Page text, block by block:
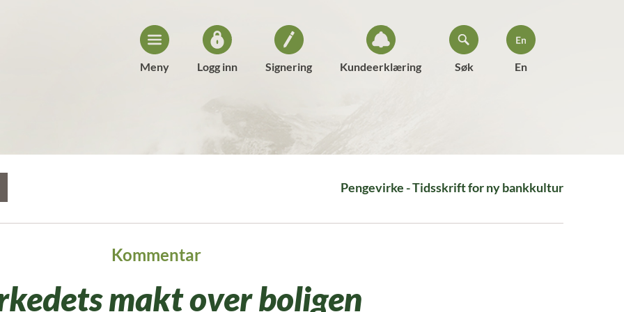
Meny Logg inn Signering Kundeerklæring Søk En
Pengevirke - Tidsskrift for ny bankkultur
Kommentar
makt over boligen